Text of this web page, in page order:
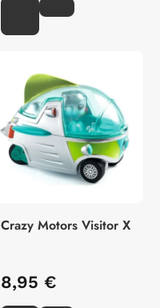
Crazy Motors Visitor X
8,95 €